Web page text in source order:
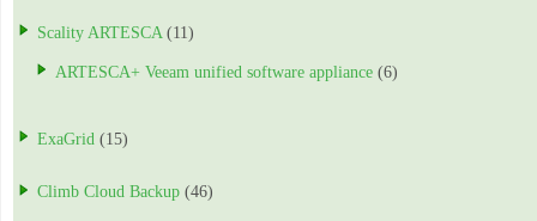
Scality ARTESCA(11)
ARTESCA+ Veeam unified software appliance (6)
ExaGrid (15)
Climb Cloud Backup (46)